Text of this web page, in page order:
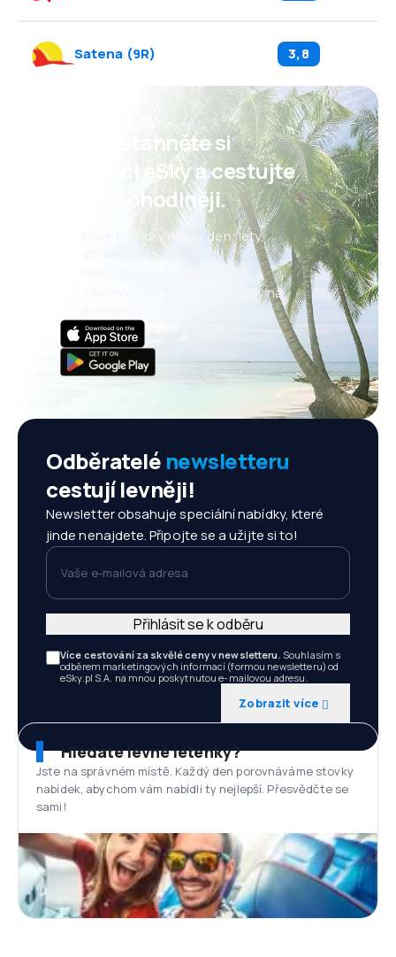
Satena (9R) 3,8
Psst! Stáhněte si
aplikaci eSky a cestujte
ještě pohodlněji.
Nové nabídky každý den: lety,
dovolené, eurovíkendy
Všechno, na čem záleží, vždy na
Odběratelé newsletteru
cestují levněji!
Newsletter obsahuje speciální nabídky, které
jinde nenajdete. Připojte se a užijte si to!
Vaše e-mailová adresa
Více cestování za skvělé ceny v newsletteru. Souhlasím s
odběrem marketingových informací (formou newsletteru) od
eSky.pl S.A. na mnou poskytnutou e-mailovou adresu.
Zobrazit více
Přihlásit se k odběru
Hledáte levné letenky?
Jste na správném místě. Každý den porovnáváme stovky
nabídek, abychom vám nabídli ty nejlepší. Přesvědčte se
sami!